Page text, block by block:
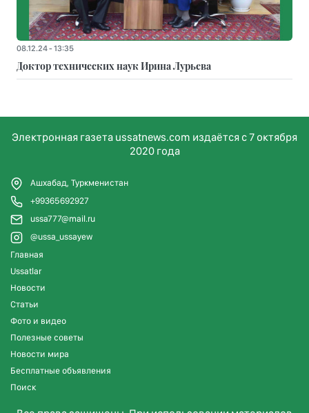
08.12.24 - 13:35
Доктор технических наук Ирина Лурьева
Электронная газета ussatnews.com издаётся с 7 октября
2020 года
Ашхабад, Туркменистан
+99365692927
ussa777@mail.ru
@ussa_ussayew
Главная
Ussatlar
Новости
Статьи
Фото и видео
Полезные советы
Новости мира
Бесплатные объявления
Поиск